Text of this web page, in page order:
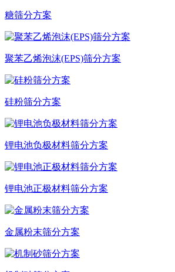
糖筛分方案
聚苯乙烯泡沫(EPS)筛分方案
硅粉筛分方案
锂电池负极材料筛分方案
锂电池正极材料筛分方案
金属粉末筛分方案